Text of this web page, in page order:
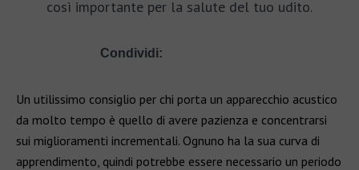
così importante per la salute del tuo udito.
Condividi:
Un utilissimo consiglio per chi porta un apparecchio acustico
da molto tempo è quello di avere pazienza e concentrarsi
sui miglioramenti incrementali. Ognuno ha la sua curva di
apprendimento, quindi potrebbe essere necessario un periodo